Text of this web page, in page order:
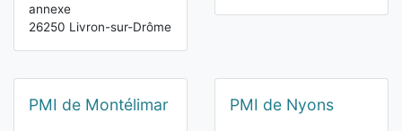
annexe
26250 Livron-sur-Drôme
PMI de Montélimar PMI de Nyons